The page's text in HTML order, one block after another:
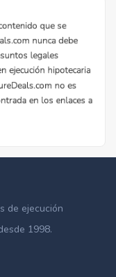
de ejecución
1998.